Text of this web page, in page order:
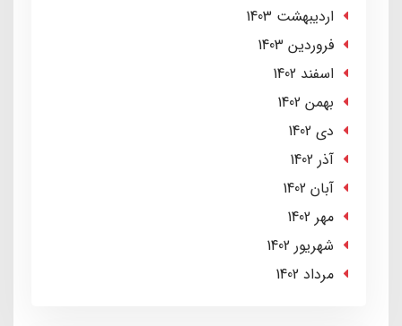
ارديبهشت 1403
فروردین 1403
اسفند 1402
بهمن 1402
دی 1402
آذر 1402
آبان 1402
مهر 1402
شهریور 1402
مرداد 1402